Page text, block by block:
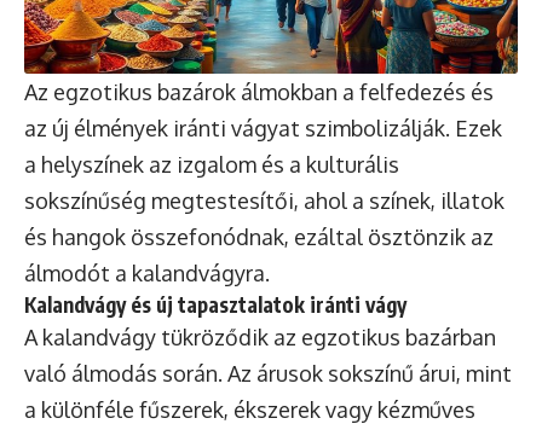
Az egzotikus bazárok álmokban a felfedezés és
az új élmények iránti vágyat szimbolizálják. Ezek
a helyszínek az izgalom és a kulturális
sokszínűség megtestesítői, ahol a színek, illatok
és hangok összefonódnak, ezáltal ösztönzik az
álmodót a kalandvágyra.
Kalandvágy és új tapasztalatok iránti vágy
A kalandvágy tükröződik az egzotikus bazárban
való álmodás során. Az árusok sokszínű árui, mint
a különféle fűszerek, ékszerek vagy kézműves